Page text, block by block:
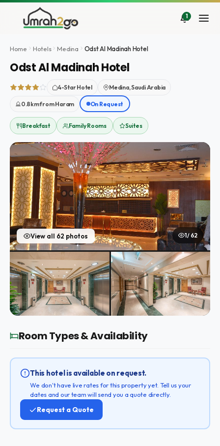
Doorgaan
1
Home Hotels Medina Odst Al Madinah Hotel
Odst Al Madinah Hotel
4-Star Hotel Medina, Saudi Arabia
0.8km from Haram On Request
Breakfast Family Rooms Suites
View all 62 photos 1 / 62
Room Types & Availability
This hotel is available on request.
We don't have live rates for this property yet. Tell us your
dates and our team will send you a quote directly.
Request a Quote